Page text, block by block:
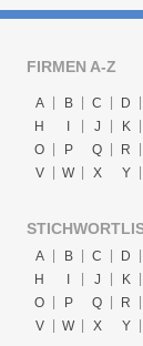
FIRMEN A-Z
A B C D
H
J K
O
P Q R
V
W X Y
A B C D
H
J K
O
P Q R
V
W X Y